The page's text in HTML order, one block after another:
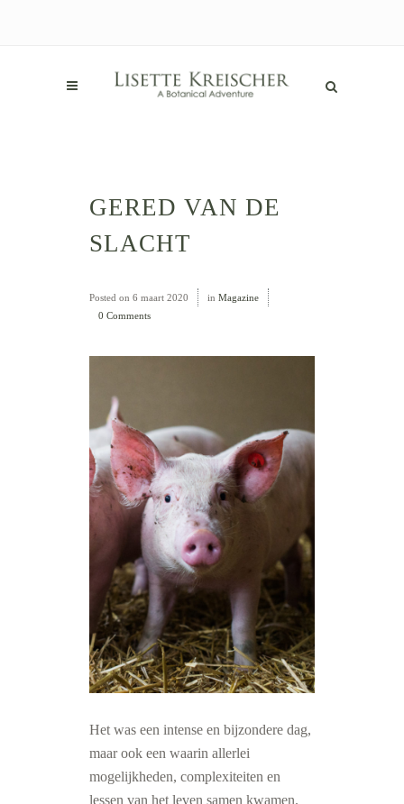
GERED VAN DE
SLACHT
Posted on 6 maart 2020 in Magazine
0 Comments
Het was een intense en bijzondere dag,
maar ook een waarin allerlei
mogelijkheden, complexiteiten en
lessen van het leven samen kwamen.